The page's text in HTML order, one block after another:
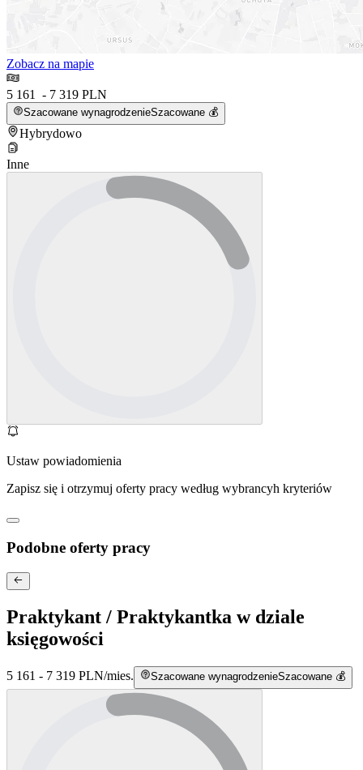
Zobacz na mapie
5 161 - 7 319 PLN
Szacowane wynagrodzenieSzacowane 💰
Hybrydowo
Inne
Ustaw powiadomienia
Zapisz się i otrzymuj oferty pracy według wybrancyh kryteriów
Podobne oferty pracy
Praktykant / Praktykantka w dziale
księgowości
5 161 - 7 319 PLN/mies. Szacowane wynagrodzenieSzacowane 💰